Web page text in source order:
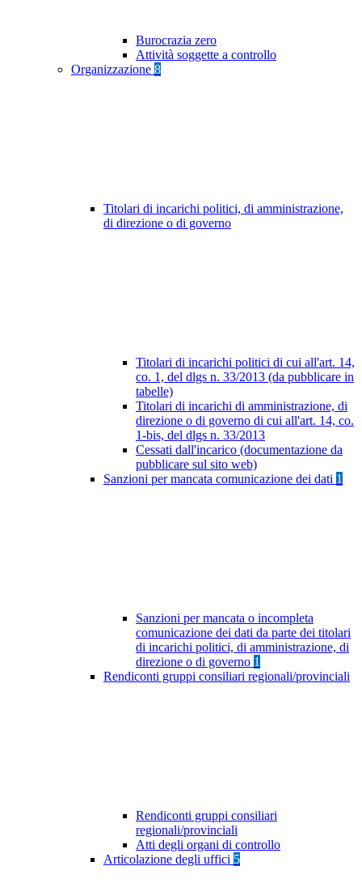
Burocrazia zero
Attività soggette a controllo
Organizzazione 8
Titolari di incarichi politici, di amministrazione,
di direzione o di governo
Titolari di incarichi politici di cui all'art. 14,
co. 1, del dlgs n. 33/2013 (da pubblicare in
tabelle)
Titolari di incarichi di amministrazione, di
direzione o di governo di cui all'art. 14, co.
1-bis, del dlgs n. 33/2013
Cessati dall'incarico (documentazione da
pubblicare sul sito web)
Sanzioni per mancata comunicazione dei dati 1
Sanzioni per mancata o incompleta
comunicazione dei dati da parte dei titolari
di incarichi politici, di amministrazione, di
direzione o di governo 1
Rendiconti gruppi consiliari regionali/provinciali
Rendiconti gruppi consiliari
regionali/provinciali
Atti degli organi di controllo
Articolazione degli uffici 5